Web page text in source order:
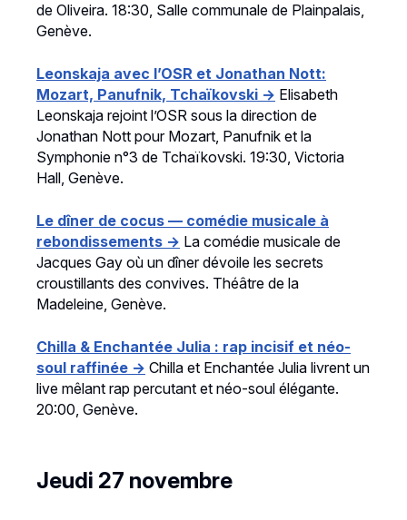
de Oliveira. 18:30, Salle communale de Plainpalais,
Genève.
Leonskaja avec l’OSR et Jonathan Nott:
Mozart, Panufnik, Tchaïkovski → Elisabeth
Leonskaja rejoint l’OSR sous la direction de
Jonathan Nott pour Mozart, Panufnik et la
Symphonie n°3 de Tchaïkovski. 19:30, Victoria
Hall, Genève.
Le dîner de cocus — comédie musicale à
rebondissements → La comédie musicale de
Jacques Gay où un dîner dévoile les secrets
croustillants des convives. Théâtre de la
Madeleine, Genève.
Chilla & Enchantée Julia : rap incisif et néo-
soul raffinée → Chilla et Enchantée Julia livrent un
live mêlant rap percutant et néo-soul élégante.
20:00, Genève.
Jeudi 27 novembre